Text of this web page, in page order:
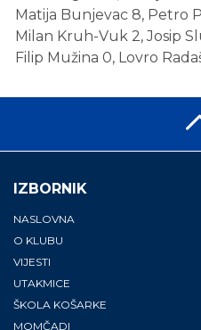
Matija Bunjevac 8, Petro
Milan Kruh-Vuk 2, Josip
Filip Mužina 0, Lovro
IZBORNIK
NASLOVNA
O KLUBU
VIJESTI
UTAKMICE
ŠKOLA KOŠARKE
MOMČADI